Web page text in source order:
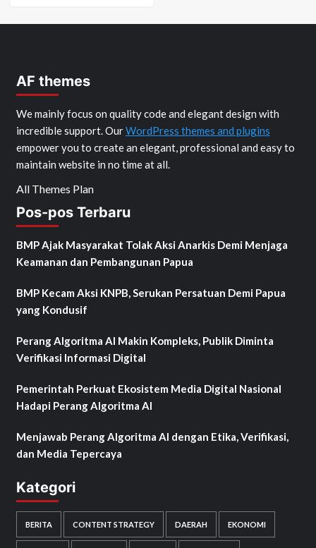
AF themes
We mainly focus on quality code and elegant design with
incredible support. OurWordPress themes and plugins
empower you to create an elegant, professional and easy to
maintain website in no time at all.
All Themes Plan
Pos-pos Terbaru
BMP Ajak Masyarakat Tolak Aksi Anarkis Demi Menjaga
Keamanan dan Pembangunan Papua
BMP Kecam Aksi KNPB, Serukan Persatuan Demi Papua
yang Kondusif
Perang Algoritma AI Makin Kompleks, Publik Diminta
Verifikasi Informasi Digital
Pemerintah Perkuat Ekosistem Media Digital Nasional
Hadapi Perang Algoritma AI
Menjawab Perang Algoritma AI dengan Etika, Verifikasi,
dan Media Tepercaya
Kategori
BERITA CONTENT STRATEGY DAERAH EKONOMI